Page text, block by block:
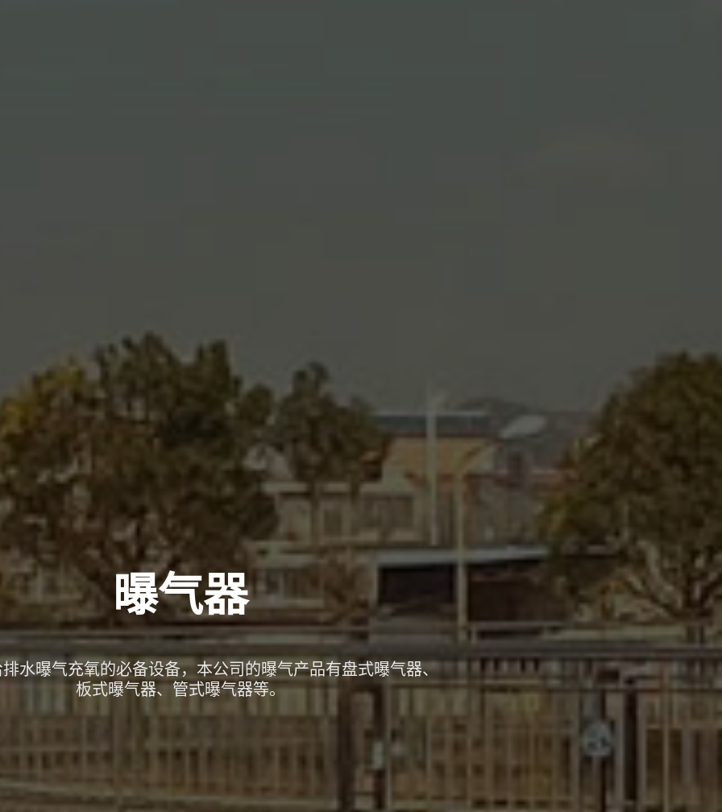
曝气器
水曝气充氧的必备设备，本公司的曝气产品有盘式曝气器、
板式曝气器、管式曝气器等。